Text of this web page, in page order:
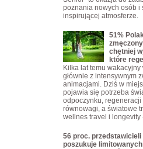
poznania nowych osób i
inspirującej atmosferze.
51%
chętniej
które
Kilka lat temu wakacyjny
głównie z intensywnym
animacjami. Dziś w
pojawia się potrzeba
odpoczynku,
równowagi, a światowe
wellnes travel i longevity
56 proc. przedstawicieli
poszukuje